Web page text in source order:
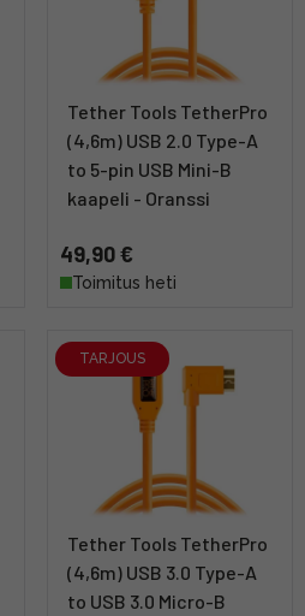
Tether Tools TetherPro
(4,6m) USB 2.0 Type-A
to 5-pin USB Mini-B
kaapeli - Oranssi
49,90 €
Toimitus heti
TARJOUS
Tether Tools TetherPro
(4,6m) USB 3.0 Type-A
to USB 3.0 Micro-B